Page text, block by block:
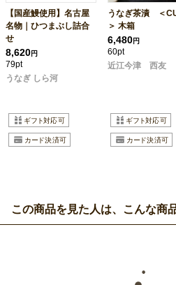
【国産鰻使用】名古屋
名物｜ひつまぶし詰合
せ
8,620円
79pt
うなぎ しら河
うなぎ茶漬 ＜
＞ 木箱
6,480円
60pt
近江今津 西友
この商品を見た人は、こんな商